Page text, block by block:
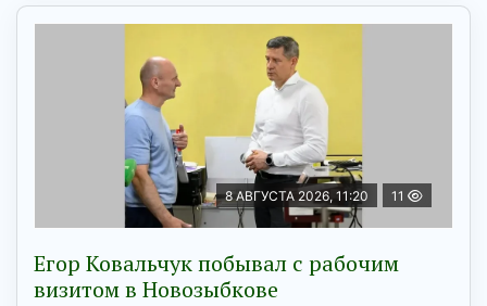
8 АВГУСТА 2026, 11:20 11
Егор Ковальчук побывал с рабочим
визитом в Новозыбкове